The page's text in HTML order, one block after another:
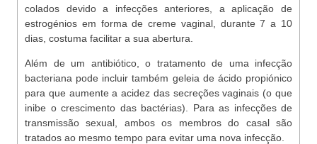
colados devido a infecções anteriores, a aplicação de
estrogénios em forma de creme vaginal, durante 7 a 10
dias, costuma facilitar a sua abertura.
Além de um antibiótico, o tratamento de uma infecção
bacteriana pode incluir também geleia de ácido propiónico
para que aumente a acidez das secreções vaginais (o que
inibe o crescimento das bactérias). Para as infecções de
transmissão sexual, ambos os membros do casal são
tratados ao mesmo tempo para evitar uma nova infecção.